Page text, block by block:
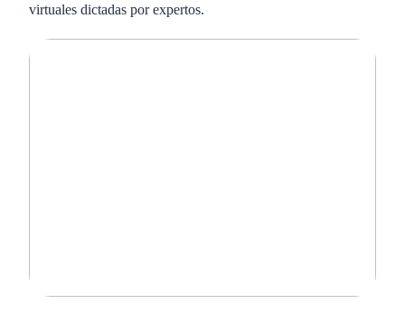
virtuales dictadas por expertos.